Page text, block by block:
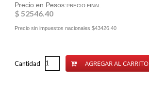
Precio en Pesos:PRECIO FINAL
$ 52546.40
Precio sin impuestos nacionales:$43426.40
Cantidad AGREGAR AL CARRITO